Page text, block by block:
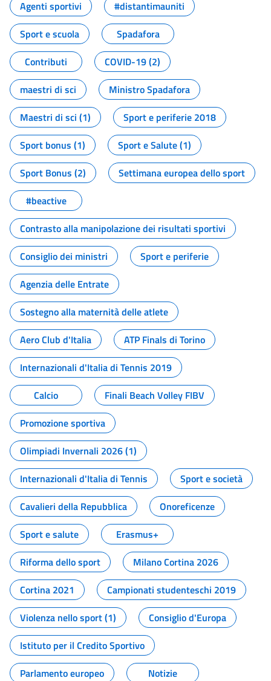
Agenti sportivi
#distantimauniti
Sport e scuola
Spadafora
Contributi
COVID-19 (2)
maestri di sci
Ministro Spadafora
Maestri di sci (1)
Sport e periferie 2018
Sport bonus (1)
Sport e Salute (1)
Sport Bonus (2)
Settimana europea dello sport
#beactive
Contrasto alla manipolazione dei risultati sportivi
Consiglio dei ministri
Sport e periferie
Agenzia delle Entrate
Sostegno alla maternità delle atlete
Aero Club d'Italia
ATP Finals di Torino
Internazionali d'Italia di Tennis 2019
Calcio
Finali Beach Volley FIBV
Promozione sportiva
Olimpiadi Invernali 2026 (1)
Internazionali d'Italia di Tennis
Sport e società
Cavalieri della Repubblica
Onoreficenze
Sport e salute
Erasmus+
Riforma dello sport
Milano Cortina 2026
Cortina 2021
Campionati studenteschi 2019
Violenza nello sport (1)
Consiglio d'Europa
Istituto per il Credito Sportivo
Parlamento europeo
Notizie